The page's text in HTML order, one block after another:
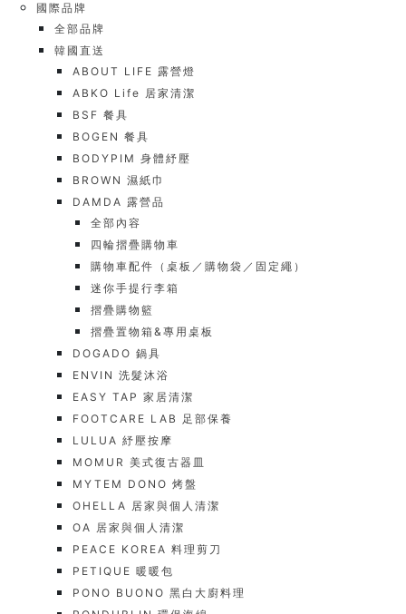
國際品牌
全部品牌
韓國直送
ABOUT LIFE 露營燈
ABKO Life 居家清潔
BSF 餐具
BOGEN 餐具
BODYPIM 身體紓壓
BROWN 濕紙巾
DAMDA 露營品
全部內容
四輪摺疊購物車
購物車配件（桌板／購物袋／固定繩）
迷你手提行李箱
摺疊購物籃
摺疊置物箱&專用桌板
DOGADO 鍋具
ENVIN 洗髮沐浴
EASY TAP 家居清潔
FOOTCARE LAB 足部保養
LULUA 紓壓按摩
MOMUR 美式復古器皿
MYTEM DONO 烤盤
OHELLA 居家與個人清潔
OA 居家與個人清潔
PEACE KOREA 料理剪刀
PETIQUE 暖暖包
PONO BUONO 黑白大廚料理